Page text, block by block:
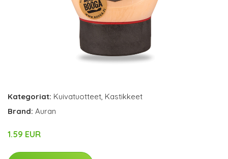
Kategoriat: Kuivatuotteet, Kastikkeet
Brand: Auran
1.59 EUR